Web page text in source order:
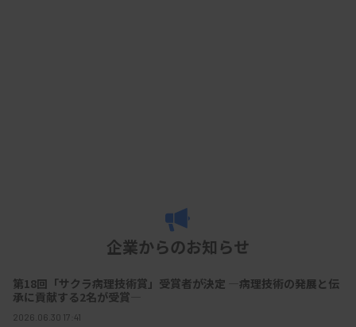
企業からのお知らせ
第18回「サクラ病理技術賞」受賞者が決定 ―病理技術の発展と伝
承に貢献する2名が受賞―
2026.06.30 17:41